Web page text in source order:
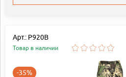
Арт.: P920B
Товар в наличии
-35%